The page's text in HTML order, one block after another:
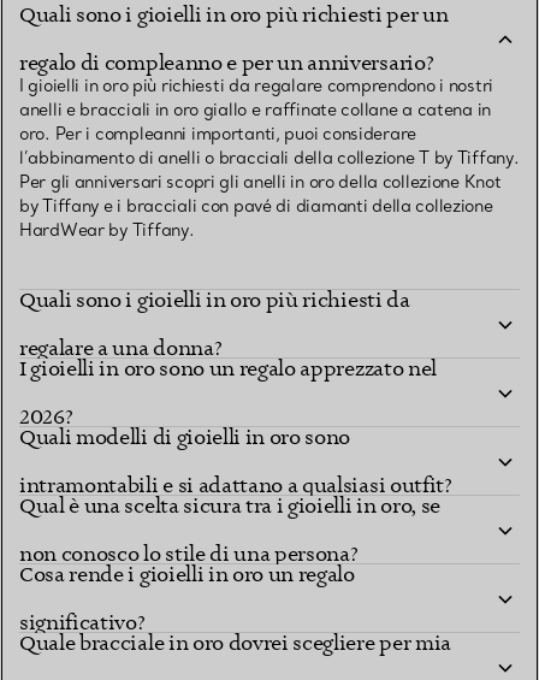
Quali sono i gioielli in oro più richiesti per un
regalo di compleanno e per un anniversario?
I gioielli in oro più richiesti da regalare comprendono i nostri
anelli e bracciali in oro giallo e raffinate collane a catena in
oro. Per i compleanni importanti, puoi considerare
l’abbinamento di anelli o bracciali della collezione T by Tiffany.
Per gli anniversari scopri gli anelli in oro della collezione Knot
by Tiffany e i bracciali con pavé di diamanti della collezione
HardWear by Tiffany.
Quali sono i gioielli in oro più richiesti da
regalare a una donna?
I gioielli in oro sono un regalo apprezzato nel
2026?
Quali modelli di gioielli in oro sono
intramontabili e si adattano a qualsiasi outfit?
Qual è una scelta sicura tra i gioielli in oro, se
non conosco lo stile di una persona?
Cosa rende i gioielli in oro un regalo
significativo?
Quale bracciale in oro dovrei scegliere per mia